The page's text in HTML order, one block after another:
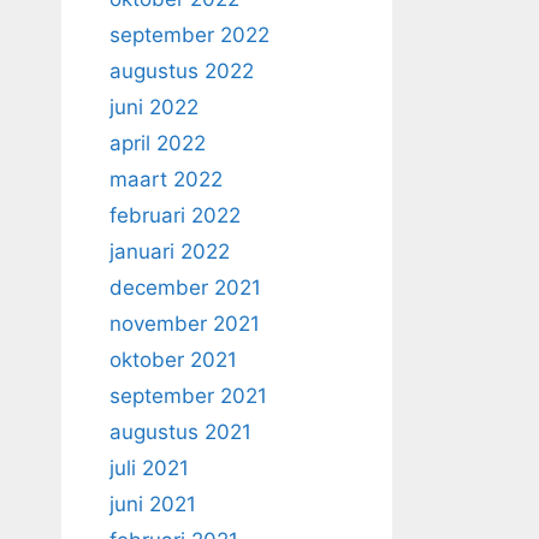
september 2022
augustus 2022
juni 2022
april 2022
maart 2022
februari 2022
januari 2022
december 2021
november 2021
oktober 2021
september 2021
augustus 2021
juli 2021
juni 2021